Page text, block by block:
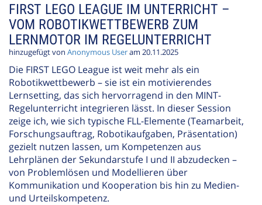
FIRST LEGO LEAGUE IM UNTERRICHT –
VOM ROBOTIKWETTBEWERB ZUM
LERNMOTOR IM REGELUNTERRICHT
hinzugefügt von Anonymous Useram 20.11.2025
Die FIRST LEGO League ist weit mehr als ein
Robotikwettbewerb – sie ist ein motivierendes
Lernsetting, das sich hervorragend in den MINT-
Regelunterricht integrieren lässt. In dieser Session
zeige ich, wie sich typische FLL-Elemente (Teamarbeit,
Forschungsauftrag, Robotikaufgaben, Präsentation)
gezielt nutzen lassen, um Kompetenzen aus
Lehrplänen der Sekundarstufe I und II abzudecken –
von Problemlösen und Modellieren über
Kommunikation und Kooperation bis hin zu Medien-
und Urteilskompetenz.